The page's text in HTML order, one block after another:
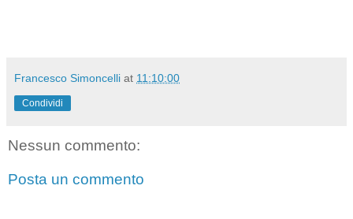
Francesco Simoncelli at 11:10:00
Condividi
Nessun commento:
Posta un commento